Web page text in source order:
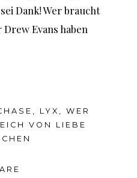
Dank! Wer braucht
Evans haben
, LYX , WER
VON LIEBE